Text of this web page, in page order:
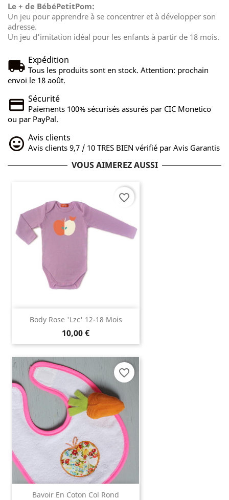
Le + de BébéPetitPom:
Un jeu pour apprendre à se concentrer et à développer son
adresse.
Un jeu d'imitation idéal pour les enfants à partir de 18 mois.
Expédition
Tous les produits sont en stock. Attention: prochain
envoi le 18 août.
Sécurité
Paiements 100% sécurisés assurés par CIC Monetico
ou par PayPal.
Avis clients
Avis clients 9,7 / 10 TRES BIEN vérifié par Avis Garantis
VOUS AIMEREZ AUSSI
Body Rose 'lzc' 12-18 Mois
10,00 €
favorite_border
Bavoir En Coton Col Rond
favorite_border